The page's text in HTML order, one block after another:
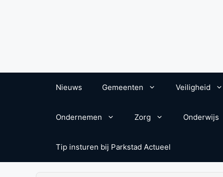
Nieuws Gemeenten Veiligheid
Ondernemen Zorg Onderwijs
Tip insturen bij Parkstad Actueel